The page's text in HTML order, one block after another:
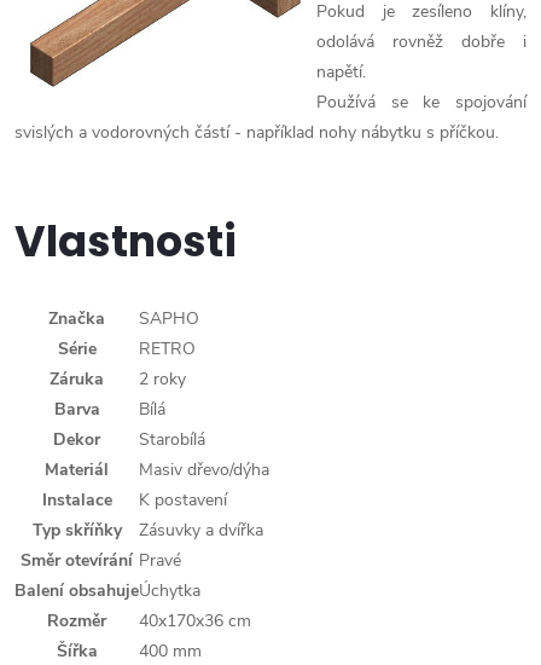
Pokud je zesíleno klíny,
odolává rovněž dobře i
napětí.
Používá se ke spojování
svislých a vodorovných částí - například nohy nábytku s příčkou.
Vlastnosti
Značka
SAPHO
Série
RETRO
Záruka
2 roky
Barva
Bílá
Dekor
Starobílá
Materiál
Masiv dřevo/dýha
Instalace
K postavení
Typ skříňky
Zásuvky a dvířka
Směr otevírání Pravé
Balení obsahujeÚchytka
Rozměr
40x170x36 cm
Šířka
400 mm